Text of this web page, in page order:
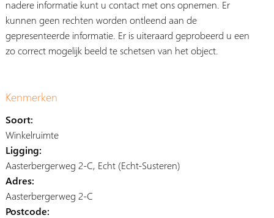
nadere informatie kunt u contact met ons opnemen. Er
kunnen geen rechten worden ontleend aan de
gepresenteerde informatie. Er is uiteraard geprobeerd u een
zo correct mogelijk beeld te schetsen van het object.
Kenmerken
Soort:
Winkelruimte
Ligging:
Aasterbergerweg 2-C, Echt (Echt-Susteren)
Adres:
Aasterbergerweg 2-C
Postcode: